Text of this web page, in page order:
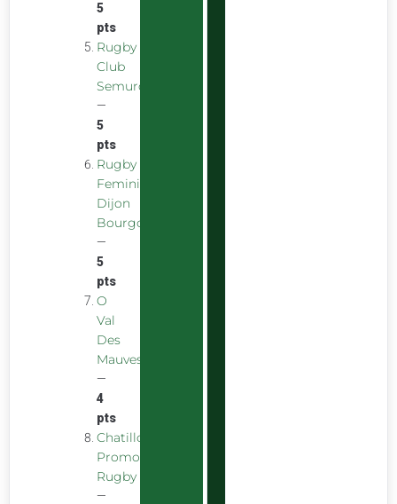
5
pts
Rugby
Club
Semurois
—
5
pts
Rugby
Feminin
Dijon
Bourgogne
—
5
pts
O
Val
Des
Mauves
—
4
pts
Chatillon
Promotion
Rugby
—